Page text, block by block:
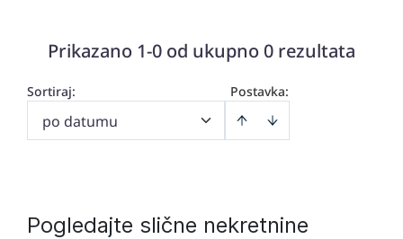
Prikazano 1-0 od ukupno 0 rezultata
Postavka:
Sortiraj:
po datumu
Pogledajte slične nekretnine